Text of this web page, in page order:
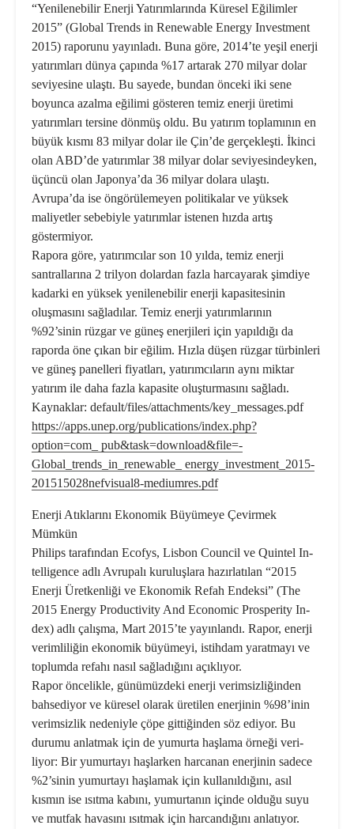
“Yenilenebilir Enerji Yatırımlarında Küresel Eğilimler
2015” (Global Trends in Renewable Energy Investment
2015) raporunu yayınladı. Buna göre, 2014’te yeşil enerji
yatırımları dünya çapında %17 artarak 270 milyar dolar
seviyesine ulaştı. Bu sayede, bundan önceki iki sene
boyunca azalma eğilimi gösteren temiz enerji üretimi
yatırımları tersine dönmüş oldu. Bu yatırım toplamının en
büyük kısmı 83 milyar dolar ile Çin’de gerçekleşti. İkinci
olan ABD’de yatırımlar 38 milyar dolar seviyesindeyken,
üçüncü olan Japonya’da 36 milyar dolara ulaştı.
Avrupa’da ise öngörülemeyen politikalar ve yüksek
maliyetler sebebiyle yatırımlar istenen hızda artış
göstermiyor.
Rapora göre, yatırımcılar son 10 yılda, temiz enerji
santrallarına 2 trilyon dolardan fazla harcayarak şimdiye
kadarki en yüksek yenilenebilir enerji kapasitesinin
oluşmasını sağladılar. Temiz enerji yatırımlarının
%92’sinin rüzgar ve güneş enerjileri için yapıldığı da
raporda öne çıkan bir eğilim. Hızla düşen rüzgar türbinleri
ve güneş panelleri fiyatları, yatırımcıların aynı miktar
yatırım ile daha fazla kapasite oluşturmasını sağladı.
Kaynaklar: default/files/attachments/key_messages.pdf
https://apps.unep.org/publications/index.php?
option=com_ pub&task=download&file=-
Global_trends_in_renewable_ energy_investment_2015-
201515028nefvisual8-mediumres.pdf
Enerji Atıklarını Ekonomik Büyümeye Çevirmek
Mümkün
Philips tarafından Ecofys, Lisbon Council ve Quintel In­
telligence adlı Avrupalı kuruluşlara hazırlatılan “2015
Enerji Üretkenliği ve Ekonomik Refah Endeksi” (The
2015 Energy Productivity And Economic Prosperity In­
dex) adlı çalışma, Mart 2015’te yayınlandı. Rapor, enerji
verimliliğin ekonomik büyümeyi, istihdam yaratmayı ve
toplumda refahı nasıl sağladığını açıklıyor.
Rapor öncelikle, günümüzdeki enerji verimsizliğinden
bahsediyor ve küresel olarak üretilen enerjinin %98’inin
verimsizlik nedeniyle çöpe gittiğinden söz ediyor. Bu
durumu anlatmak için de yumurta haşlama örneği veri­
liyor: Bir yumurtayı haşlarken harcanan enerjinin sade­ce
%2’sinin yumurtayı haşlamak için kullanıldığını, asıl
kısmın ise ısıtma kabını, yumurtanın içinde olduğu suyu
ve mutfak havasını ısıtmak için harcandığını anlatıyor.